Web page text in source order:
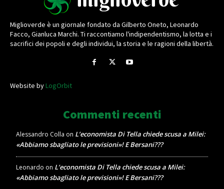
Miglioverde è un giornale fondato da Gilberto Oneto, Leonardo
Facco, Gianluca Marchi. Ti raccontiamo l'indipendentismo, la lotta e i
sacrifici dei popoli e degli individui, la storia e le ragioni della libertà.
Website byLogOrbit
Commenti recenti
Alessandro Colla on L’economista Di Tella chiede scusa a Milei:
«Abbiamo sbagliato le previsioni»! E Bersani???
Leonardo on L’economista Di Tella chiede scusa a Milei:
«Abbiamo sbagliato le previsioni»! E Bersani???